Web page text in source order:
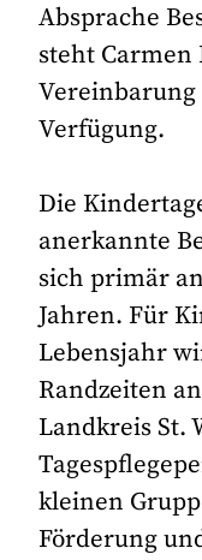
Absprache
steht Carmen
Verfügung.
Die
anerkannte
sich primär
Jahren. Für
Lebensjahr
Randzeiten
Landkreis St.
kleinen
Förderung